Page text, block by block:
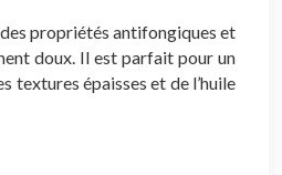
propriétés antifongiques et
doux. Il est parfait pour un
épaisses et de l’huile